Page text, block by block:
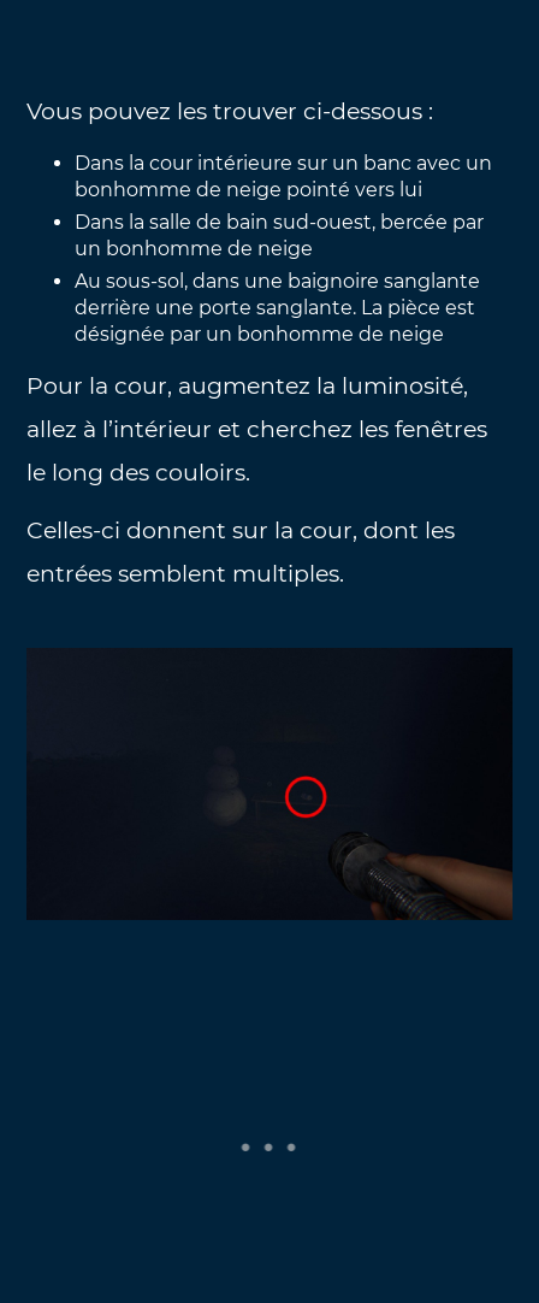
Vous pouvez les trouver ci-dessous :
Dans la cour intérieure sur un banc avec un
bonhomme de neige pointé vers lui
Dans la salle de bain sud-ouest, bercée par
un bonhomme de neige
Au sous-sol, dans une baignoire sanglante
derrière une porte sanglante. La pièce est
désignée par un bonhomme de neige
Pour la cour, augmentez la luminosité,
allez à l’intérieur et cherchez les fenêtres
le long des couloirs.
Celles-ci donnent sur la cour, dont les
entrées semblent multiples.